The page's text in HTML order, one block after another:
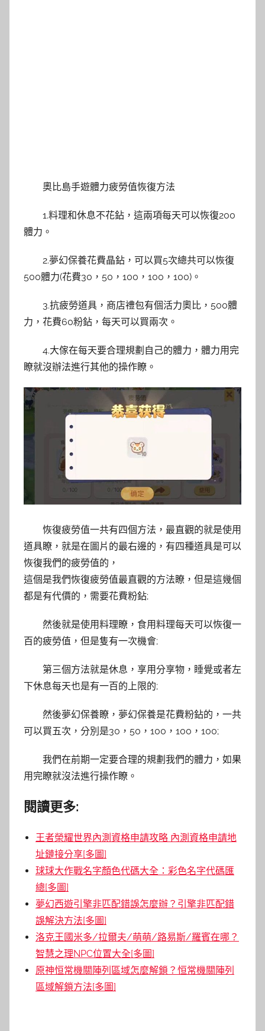
奧比島手遊體力疲勞值恢復方法
1.料理和休息不花鉆，這兩項每天可以恢復200
體力。
2.夢幻保養花費晶鉆，可以買5次總共可以恢復
500體力(花費30，50，100，100，100)。
3.抗疲勞道具，商店禮包有個活力奧比，500體
力，花費60粉鉆，每天可以買兩次。
4.大傢在每天要合理規劃自己的體力，體力用完
瞭就沒辦法進行其他的操作瞭。
恢復疲勞值一共有四個方法，最直觀的就是使用
道具瞭，就是在圖片的最右邊的，有四種道具是可以
恢復我們的疲勞值的，
這個是我們恢復疲勞值最直觀的方法瞭，但是這幾個
都是有代價的，需要花費粉鉆;
然後就是使用料理瞭，食用料理每天可以恢復一
百的疲勞值，但是隻有一次機會;
第三個方法就是休息，享用分享物，睡覺或者左
下休息每天也是有一百的上限的;
然後夢幻保養瞭，夢幻保養是花費粉鉆的，一共
可以買五次，分別是30，50，100，100，100;
我們在前期一定要合理的規劃我們的體力，如果
用完瞭就沒法進行操作瞭。
閱讀更多:
王者榮耀世界內測資格申請攻略 內測資格申請地
址鏈接分享[多圖]
球球大作戰名字顏色代碼大全：彩色名字代碼匯
總[多圖]
夢幻西遊引擎非匹配錯誤怎麼辦？引擎非匹配錯
誤解決方法[多圖]
洛克王國米多/拉爾夫/萌萌/路易斯/羅賓在哪？
智慧之理NPC位置大全[多圖]
原神恒常機關陣列區域怎麼解鎖？恒常機關陣列
區域解鎖方法[多圖]